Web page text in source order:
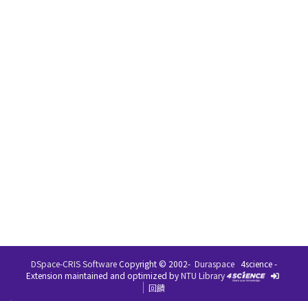
DSpace-CRIS SoftwareCopyright © 2002- Duraspace 4science -
Extension maintained and optimized byNTU Library
回饋